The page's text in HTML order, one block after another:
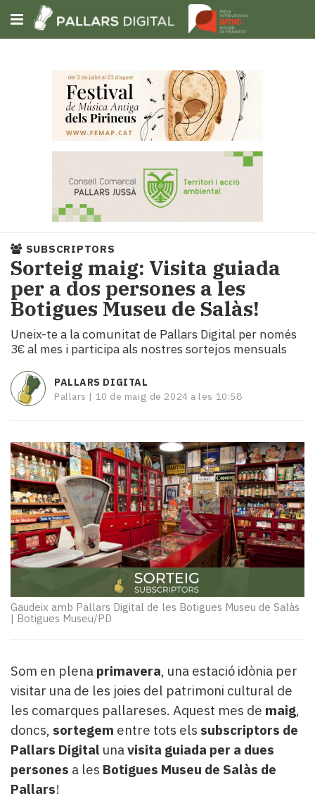
Subscriu-t'hi
Portada
Societat
Política
i
municipis
Economia
turisme
Esports
Mai
tant!
i
mitjans
El
temps
Reportatges
Entrevistes
Enquestes
A
escena!
la
teva!
newsletter
del
Pallars
Contingut
patrocinat
Lo
més
Editorial
SUBSCRIPTORS
Sorteig maig: Visita guiada
per a dos persones a les
Botigues Museu de Salàs!
Uneix-te a la comunitat de Pallars Digital per només
3€ al mes i participa als nostres sortejos mensuals
PALLARS DIGITAL
Pallars | 10 de maig de 2024 a les 10:58
Gaudeix amb Pallars Digital de les Botigues Museu de Salàs
| Botigues Museu/PD
Som en plena primavera, una estació idònia per
visitar una de les joies del patrimoni cultural de
les comarques pallareses. Aquest mes de maig,
doncs, sortegem entre tots els subscriptors de
Pallars Digital unavisita guiada per a dues
persones a les Botigues Museu de Salàs de
Pallars!